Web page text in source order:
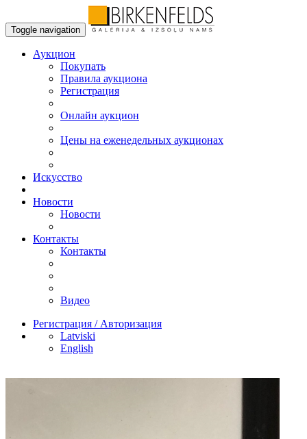
Toggle navigation
Аукцион
Пoкупать
Правила аукциона
Регистрация
Онлайн аукцион
Цены на еженедельных аукционах
Искусствo
Новости
Новости
Контакты
Контакты
Видео
Регистрация / Авторизация
Latviski
English